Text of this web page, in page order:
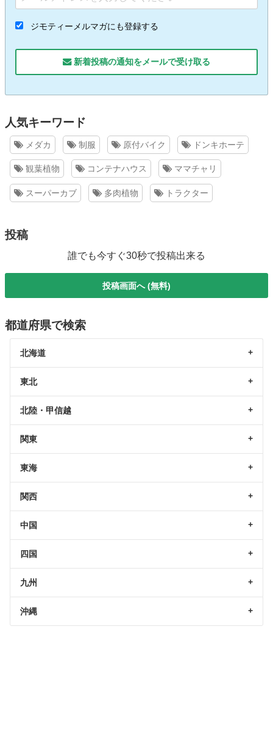
ジモティーメルマガにも登録する
新着投稿の通知をメールで受け取る
人気キーワード
メダカ 制服 原付バイク ドンキホーテ
観葉植物 コンテナハウス ママチャリ
スーパーカブ 多肉植物 トラクター
投稿
誰でも今すぐ30秒で投稿出来る
投稿画面へ (無料)
都道府県で検索
北海道
東北
北陸・甲信越
関東
東海
関西
中国
四国
九州
沖縄